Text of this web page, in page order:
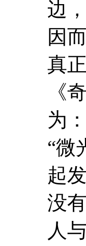
边
因
真
《
为：
“微
起
没
人